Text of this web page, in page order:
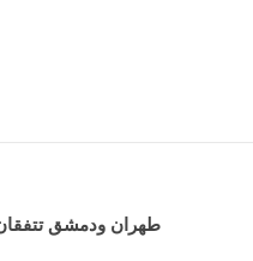
طهران ودمشق تتفقان